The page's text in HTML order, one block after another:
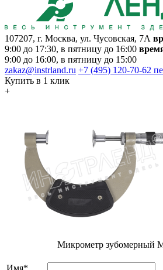
107207, г. Москва, ул. Чусовская, 7А
9:00 до 17:30, в пятницу до 16:00
9:00 до 16:00, в пятницу до 15:00
zakaz@instrland.ru +7 (495) 120-70-62
Купить в 1 клик
+
Микрометр зубомерный
Имя*